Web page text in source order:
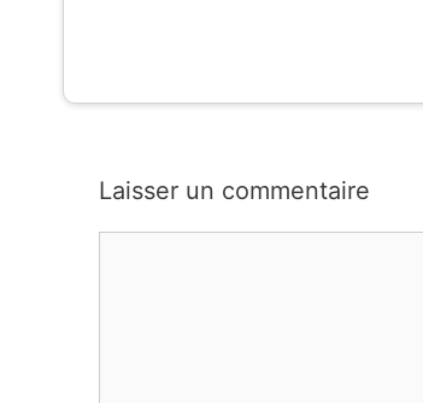
Laisser un commentaire